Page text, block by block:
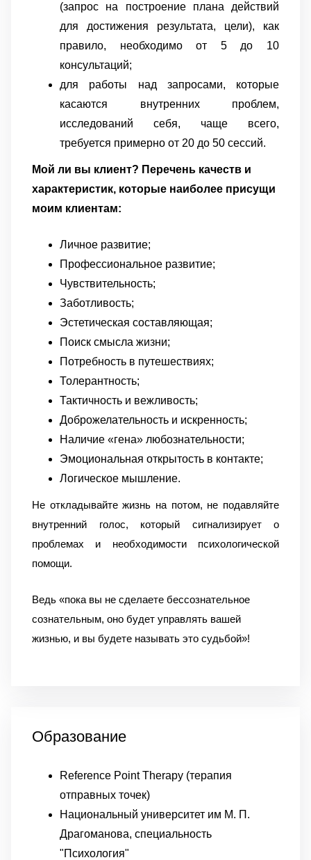
(запрос на построение плана действий
для достижения результата, цели), как
правило, необходимо от 5 до 10
консультаций;
для работы над запросами, которые
касаются внутренних проблем,
исследований себя, чаще всего,
требуется примерно от 20 до 50 сессий.
Мой ли вы клиент? Перечень качеств и
характеристик, которые наиболее присущи
моим клиентам:
Личное развитие;
Профессиональное развитие;
Чувствительность;
Заботливость;
Эстетическая составляющая;
Поиск смысла жизни;
Потребность в путешествиях;
Толерантность;
Тактичность и вежливость;
Доброжелательность и искренность;
Наличие «гена» любознательности;
Эмоциональная открытость в контакте;
Логическое мышление.
Не откладывайте жизнь на потом, не подавляйте
внутренний голос, который сигнализирует о
проблемах и необходимости психологической
помощи.
Ведь «пока вы не сделаете бессознательное
сознательным, оно будет управлять вашей
жизнью, и вы будете называть это судьбой»!
Образование
Reference Point Therapy (терапия
отправных точек)
Национальный университет им М. П.
Драгоманова, специальность
"Психология"